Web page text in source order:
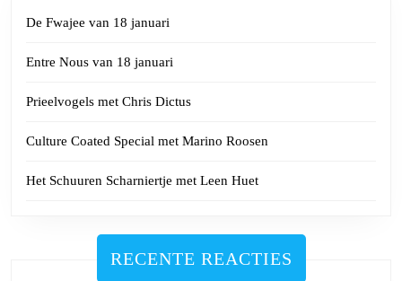
De Fwajee van 18 januari
Entre Nous van 18 januari
Prieelvogels met Chris Dictus
Culture Coated Special met Marino Roosen
Het Schuuren Scharniertje met Leen Huet
RECENTE REACTIES